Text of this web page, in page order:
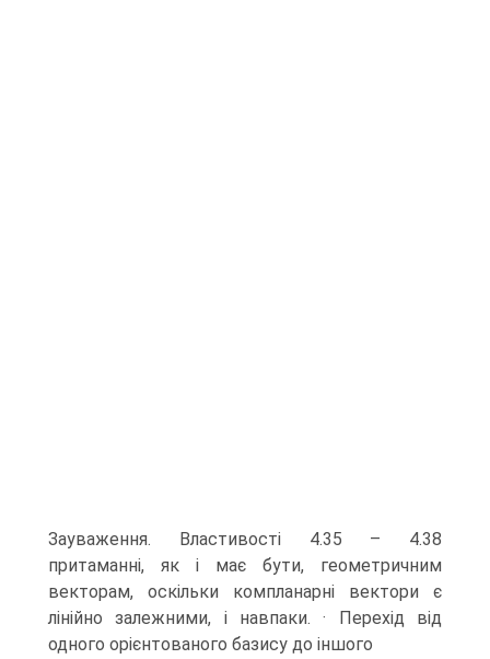
Зауваження. Властивості 4.35 – 4.38
притаманні, як і має бути, геометричним
векторам, оскільки компланарні вектори є
лінійно залежними, і навпаки. · Перехід від
одного орієнтованого базису до іншого